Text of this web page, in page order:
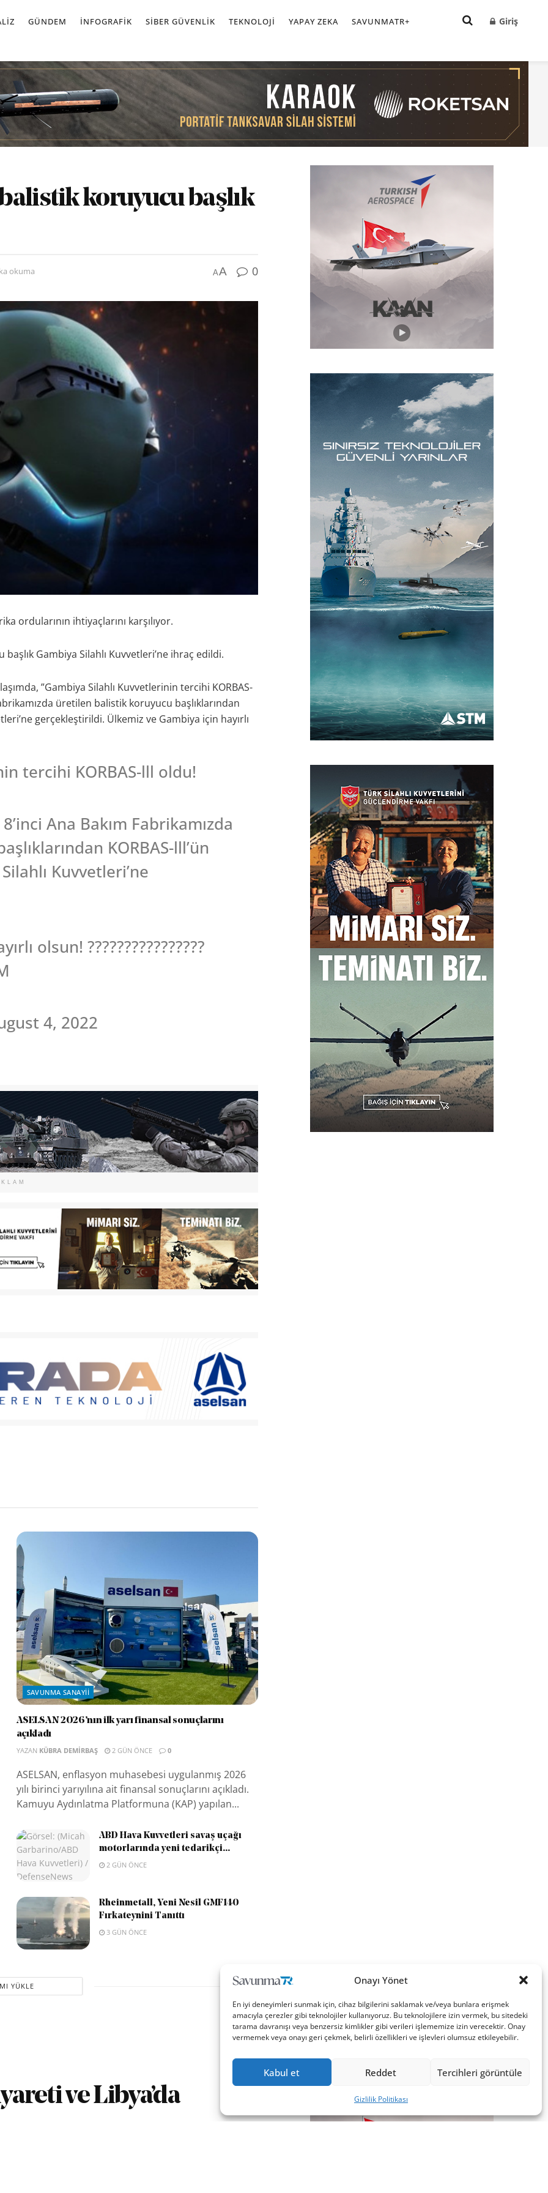
Onayı Yönet
En iyi deneyimleri sunmak için, cihaz bilgilerini saklamak ve/veya bunlara erişmek
amacıyla çerezler gibi teknolojiler kullanıyoruz. Bu teknolojilere izin vermek, bu sitedeki
tarama davranışı veya benzersiz kimlikler gibi verileri işlememize izin verecektir. Onay
vermemek veya onayı geri çekmek, belirli özellikleri ve işlevleri olumsuz etkileyebilir.
Kabul et Reddet Tercihleri görüntüle
Gizlilik Politikası
GÜNDEM İNFOGRAFIK SIBER GÜVENLIK TEKNOLOJI YAPAY ZEKA SAVUNMATR+ Giriş
balistik koruyucu başlık
okuma AA 0
ordularının ihtiyaçlarını karşılıyor.
Gambiya Silahlı Kuvvetleri’ne ihraç edildi.
”Gambiya Silahlı Kuvvetlerinin tercihi KORBAS-
üretilen balistik koruyucu başlıklarından
gerçekleştirildi. Ülkemiz ve Gambiya için hayırlı
tercihi KORBAS-lll oldu!
Ana Bakım Fabrikamızda
KORBAS-lll’ün
Kuvvetleri’ne
olsun! ????????????????
4, 2022
SAVUNMA SANAYII
ASELSAN 2026’nın ilk yarı finansal sonuçlarını
açıkladı
YAZAN KÜBRA DEMIRBAŞ 2 GÜN ÖNCE 0
ASELSAN, enflasyon muhasebesi uygulanmış 2026
yılı birinci yarıyılına ait finansal sonuçlarını açıkladı.
Kamuyu Aydınlatma Platformuna (KAP) yapılan...
ABD Hava Kuvvetleri savaş uçağı
motorlarında yeni tedarikçi...
2 GÜN ÖNCE
Rheinmetall, Yeni Nesil GMF140
Fırkateynini Tanıttı
3 GÜN ÖNCE
YÜKLE
ve Libya’da